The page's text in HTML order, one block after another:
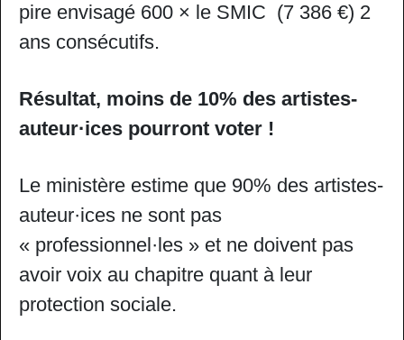
pire envisagé 600 × le SMIC (7 386 €) 2
ans consécutifs.
Résultat, moins de 10% des artistes-
auteur·ices pourront voter !
Le ministère estime que 90% des artistes-
auteur·ices ne sont pas
« professionnel·les » et ne doivent pas
avoir voix au chapitre quant à leur
protection sociale.